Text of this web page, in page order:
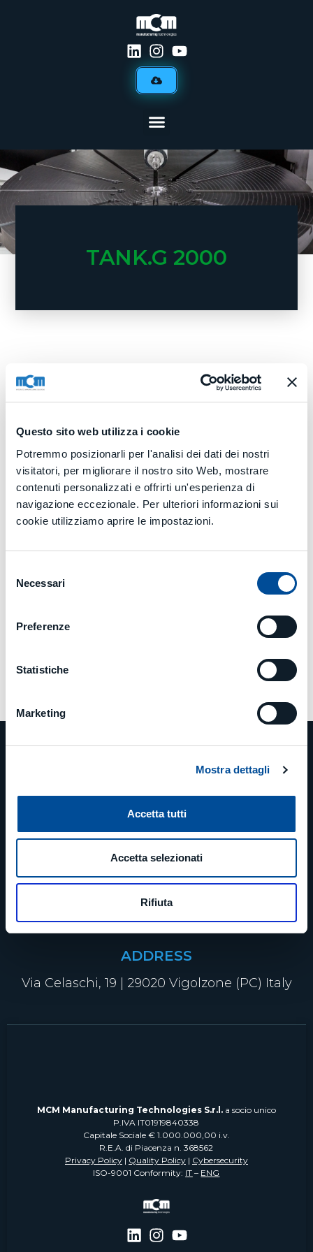
Questo sito web utilizza i cookie
Potremmo posizionarli per l'analisi dei dati dei nostri
visitatori, per migliorare il nostro sito Web, mostrare
contenuti personalizzati e offrirti un'esperienza di
navigazione eccezionale. Per ulteriori informazioni sui
cookie utilizziamo aprire le impostazioni.
delNecessari
Preferenze
Statistiche
Marketing
Mostra dettagli
Accetta tutti
Accetta selezionati
Rifiuta
TANK.G 2000
TANK.G 2000: il centro di lavoro di taglia media
della linea TANK.G
TANK.G 2000 è caratterizzato dal valore della corsa dell’asse
mm,1.250 x 1.250 mm,
RICHIEDI UNA CONSULENZA
+39 0523 879811
EMAIL
info@mcm-group.com
ADDRESS
Via Celaschi, 19 | 29020 Vigolzone (PC) Italy
MCM Manufacturing Technologies S.r.l. a socio unico
P.IVA IT01919840338
Capitale Sociale € 1.000.000,00 i.v.
R.E.A. di Piacenza n. 368562
Privacy Policy | Quality Policy| Cybersecurity
ISO-9001 Conformity: IT – ENG